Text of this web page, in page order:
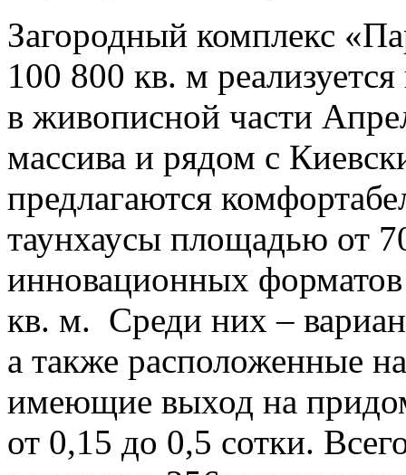
Загородный комплекс
100 800 кв. м
в живописной части
массива и рядом с
предлагаются
таунхаусы площадью от
инновационных
кв. м. Среди них –
а также расположенные
имеющие выход на
от 0,15 до 0,5 сотки.